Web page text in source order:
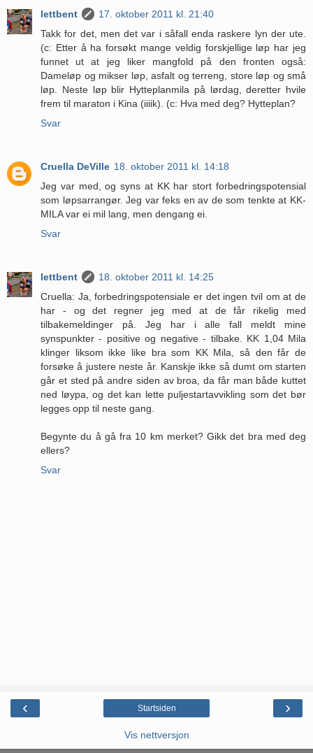
lettbent
17. oktober 2011 kl. 21:40
Takk for det, men det var i såfall enda raskere lyn der ute.
(c: Etter å ha forsøkt mange veldig forskjellige løp har jeg
funnet ut at jeg liker mangfold på den fronten også:
Dameløp og mikser løp, asfalt og terreng, store løp og små
løp. Neste løp blir Hytteplanmila på lørdag, deretter hvile
frem til maraton i Kina (iiiik). (c: Hva med deg? Hytteplan?
Svar
Cruella DeVille 18. oktober 2011 kl. 14:18
Jeg var med, og syns at KK har stort forbedringspotensial
som løpsarrangør. Jeg var feks en av de som tenkte at KK-
MILA var ei mil lang, men dengang ei.
Svar
lettbent
18. oktober 2011 kl. 14:25
Cruella: Ja, forbedringspotensiale er det ingen tvil om at de
har - og det regner jeg med at de får rikelig med
tilbakemeldinger på. Jeg har i alle fall meldt mine
synspunkter - positive og negative - tilbake. KK 1,04 Mila
klinger liksom ikke like bra som KK Mila, så den får de
forsøke å justere neste år. Kanskje ikke så dumt om starten
går et sted på andre siden av broa, da får man både kuttet
ned løypa, og det kan lette puljestartavvikling som det bør
legges opp til neste gang.
Begynte du å gå fra 10 km merket? Gikk det bra med deg
ellers?
Svar
‹ ›
Startsiden
Vis nettversjon